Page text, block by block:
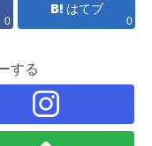
0
はてブ
0
する